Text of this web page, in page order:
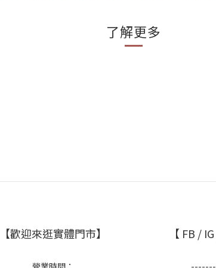
了解更多
歡迎來逛實體門市】 【 FB /